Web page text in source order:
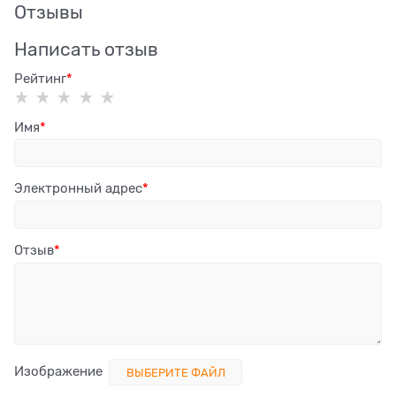
Отзывы
Написать отзыв
Рейтинг
Имя
Электронный адрес
Отзыв
Изображение ВЫБЕРИТЕ ФАЙЛ